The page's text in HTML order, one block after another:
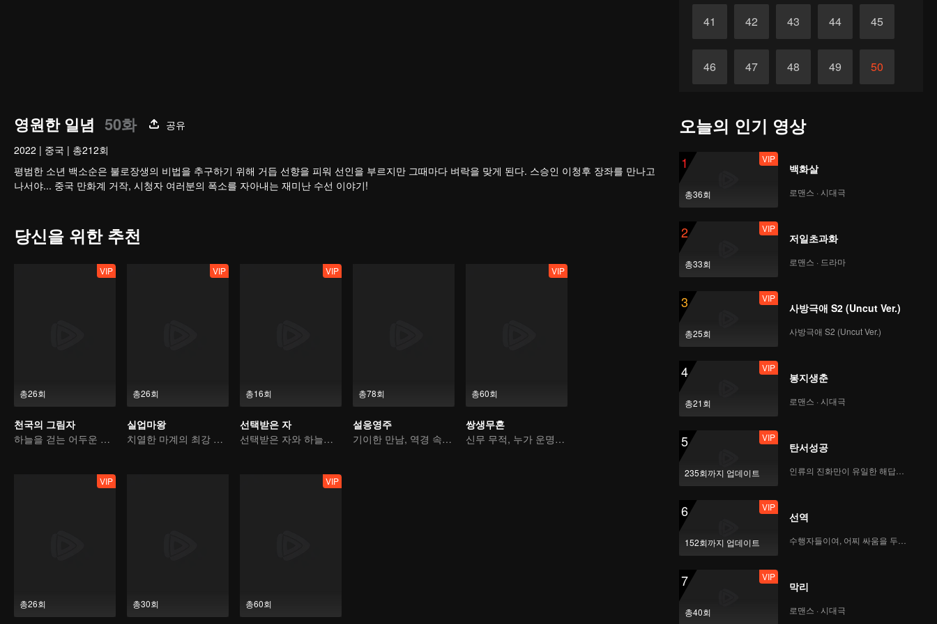
41 42 43 44 45
46 47 48 49 50
영원한 일념 50화
공유
2022 | 중국 | 총212회
평범한 소년 백소순은 불로장생의 비법을 추구하기 위해 거듭 선향을 피워 선인을 부르지만 그때마다 벼락을 맞게 된다. 스승인 이청후 장좌를 만나고
나서야... 중국 만화계 거작, 시청자 여러분의 폭소를 자아내는 재미난 수선 이야기!
당신을 위한 추천
총26회
VIP
천국의 그림자
하늘을 걷는 어두운 그림자, 혼을 불태워 마음을 지키다
총26회
VIP
실업마왕
치열한 마계의 최강 마왕
총16회
VIP
선택받은 자
선택받은 자와 하늘을 여는 자, 지금 싸운다
총78회
설응영주
기이한 만남, 역경 속에서 다시 살아난 소년
총60회
VIP
쌍생무혼
신무 무적, 누가 운명을 지배하나
총26회
VIP
총30회 총60회
VIP
오늘의 인기 영상
1
총36회
VIP
백화살
로맨스 · 시대극
2
총33회
VIP
저일초과화
로맨스 · 드라마
3
총25회
VIP
사방극애 S2 (Uncut Ver.)
사방극애 S2 (Uncut Ver.)
4
총21회
VIP
봉지생춘
로맨스 · 시대극
5
235회까지 업데이트
VIP
탄서성공
인류의 진화만이 유일한 해답이다
6
152회까지 업데이트
VIP
선역
7
총40회
VIP
막리
로맨스 · 시대극